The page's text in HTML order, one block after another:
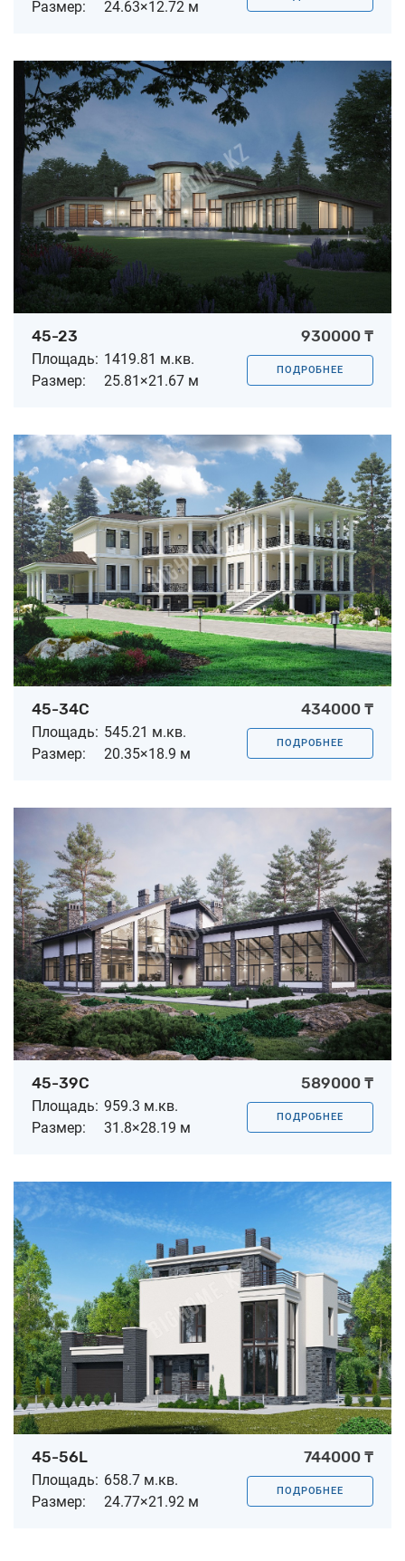
Размер: 24.63×12.72 м
45-23 930000 ₸
Площадь: 1419.81 м.кв.
Размер:
25.81×21.67 м
ПОДРОБНЕЕ
45-34C 434000 ₸
Площадь: 545.21 м.кв.
Размер:
20.35×18.9 м
ПОДРОБНЕЕ
45-39C 589000 ₸
Площадь: 959.3 м.кв.
Размер:
31.8×28.19 м
ПОДРОБНЕЕ
45-56L 744000 ₸
Площадь: 658.7 м.кв.
Размер:
24.77×21.92 м
ПОДРОБНЕЕ